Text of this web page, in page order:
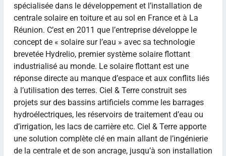
spécialisée dans le développement et l’installation de
centrale solaire en toiture et au sol en France et à La
Réunion. C’est en 2011 que l’entreprise développe le
concept de « solaire sur l’eau » avec sa technologie
brevetée Hydrelio, premier système solaire flottant
industrialisé au monde. Le solaire flottant est une
réponse directe au manque d’espace et aux conflits liés
à l’utilisation des terres. Ciel & Terre construit ses
projets sur des bassins artificiels comme les barrages
hydroélectriques, les réservoirs de traitement d’eau ou
d’irrigation, les lacs de carrière etc. Ciel & Terre apporte
une solution complète clé en main allant de l’ingénierie
de la centrale et de son ancrage, jusqu’à son installation